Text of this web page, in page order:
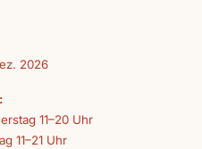
2026
11–20 Uhr
11–21 Uhr